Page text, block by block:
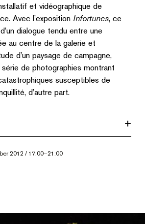
et vidéographique de
Avec l’exposition Infortunes, ce
dialogue tendu entre une
au centre de la galerie et
d’un paysage de campagne,
série de photographies montrant
susceptibles de
d’autre part.
2012 / 17:00–21:00